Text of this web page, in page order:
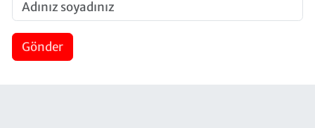
Gönder